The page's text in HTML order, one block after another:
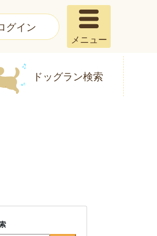
グイン
メニュー
ドッグラン検索